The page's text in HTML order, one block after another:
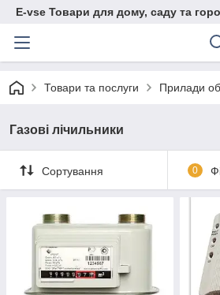
E-vse Товари для дому, саду та
Товари та послуги Прилади
Газові лічильники
Сортування 0